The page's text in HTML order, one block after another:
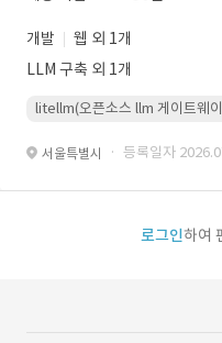
개발
웹 외 1개
LLM 구축 외 1개
litellm(오픈소스 llm 게이트웨
서울특별시 · 등록일자
로그인하여